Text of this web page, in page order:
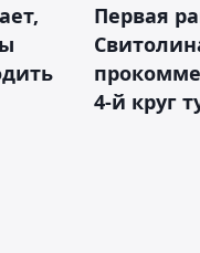
Первая
4-й круг